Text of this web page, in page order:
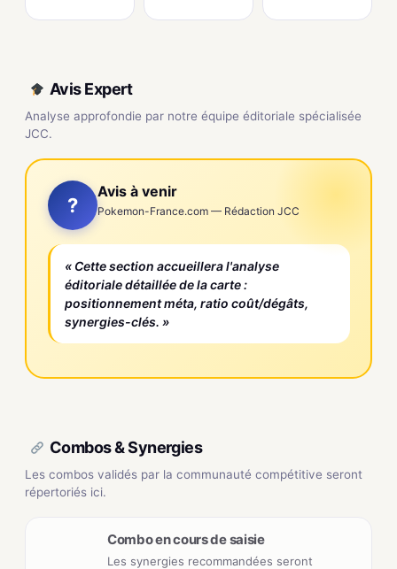
Avis Expert
Analyse approfondie par notre équipe éditoriale spécialisée
JCC.
?
Avis à venir
Pokemon-France.com — Rédaction JCC
« Cette section accueillera l'analyse
éditoriale détaillée de la carte :
positionnement méta, ratio coût/dégâts,
synergies-clés. »
Combos & Synergies
Les combos validés par la communauté compétitive seront
répertoriés ici.
Combo en cours de saisie
Les synergies recommandées seront